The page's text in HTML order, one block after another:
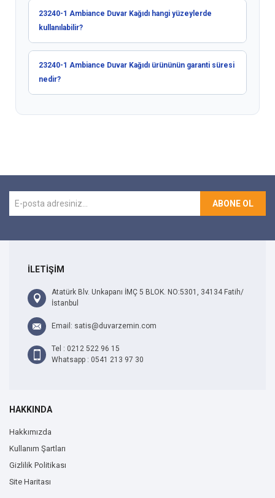
23240-1 Ambiance Duvar Kağıdı hangi yüzeylerde
kullanılabilir?
23240-1 Ambiance Duvar Kağıdı ürününün garanti süresi
nedir?
ABONE OL
İLETİŞİM
Atatürk Blv. Unkapanı İMÇ 5 BLOK. NO:5301, 34134 Fatih/
İstanbul
Email: satis@duvarzemin.com
Tel : 0212 522 96 15
Whatsapp : 0541 213 97 30
HAKKINDA
Hakkımızda
Kullanım Şartları
Gizlilik Politikası
Site Haritası